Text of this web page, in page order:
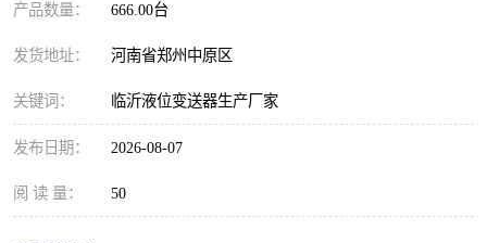
产品数量： 666.00台
发货地址： 河南省郑州中原区
关键词： 临沂液位变送器生产厂家
发布日期： 2026-08-07
阅 读 量： 50